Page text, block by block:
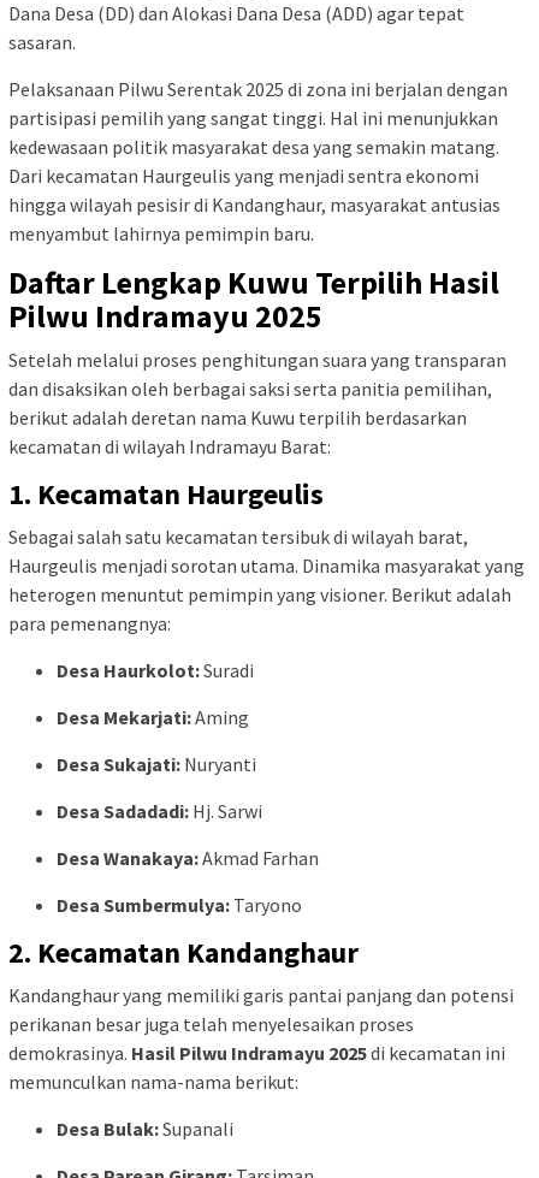
Dana Desa (DD) dan Alokasi Dana Desa (ADD) agar tepat
sasaran.
Pelaksanaan Pilwu Serentak 2025 di zona ini berjalan dengan
partisipasi pemilih yang sangat tinggi. Hal ini menunjukkan
kedewasaan politik masyarakat desa yang semakin matang.
Dari kecamatan Haurgeulis yang menjadi sentra ekonomi
hingga wilayah pesisir di Kandanghaur, masyarakat antusias
menyambut lahirnya pemimpin baru.
Daftar Lengkap Kuwu Terpilih Hasil
Pilwu Indramayu 2025
Setelah melalui proses penghitungan suara yang transparan
dan disaksikan oleh berbagai saksi serta panitia pemilihan,
berikut adalah deretan nama Kuwu terpilih berdasarkan
kecamatan di wilayah Indramayu Barat:
1. Kecamatan Haurgeulis
Sebagai salah satu kecamatan tersibuk di wilayah barat,
Haurgeulis menjadi sorotan utama. Dinamika masyarakat yang
heterogen menuntut pemimpin yang visioner. Berikut adalah
para pemenangnya:
Desa Haurkolot:Suradi
Desa Mekarjati:Aming
Desa Sukajati: Nuryanti
Desa Sadadadi: Hj. Sarwi
Desa Wanakaya:Akmad Farhan
Desa Sumbermulya: Taryono
2. Kecamatan Kandanghaur
Kandanghaur yang memiliki garis pantai panjang dan potensi
perikanan besar juga telah menyelesaikan proses
demokrasinya. Hasil Pilwu Indramayu 2025di kecamatan ini
memunculkan nama-nama berikut:
Desa Bulak:Supanali